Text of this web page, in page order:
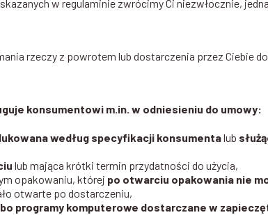
w regulaminie zwrócimy Ci niezwłocznie,
rzeczy z powrotem lub dostarczenia przez Ciebie
konsumentowi m.in. w odniesieniu do umowy:
według specyfikacji konsumentalub
lub mająca krótki termin przydatności do użycia,
opakowaniu, której po otwarciu opakowania nie
otwarte po dostarczeniu,
programy komputerowe dostarczane w